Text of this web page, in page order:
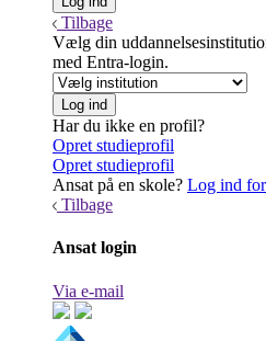
Tilbage
Vælg din
med Entra-login.
Har du ikke en profil?
Opret studieprofil
Opret studieprofil
Ansat på en skole? Log ind for
Tilbage
Ansat login
Via e-mail